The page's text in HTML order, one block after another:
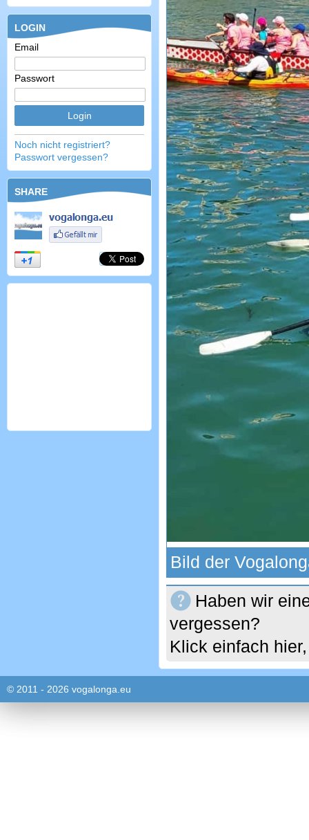
LOGIN
Email
Passwort
Noch nicht registriert?
Passwort vergessen?
SHARE
Bild der
Haben wir
vergessen?
Klick einfach
© 2011 - 2026 vogalonga.eu